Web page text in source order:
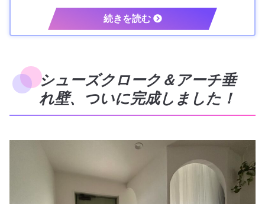
シューズクローク＆アーチ垂
れ壁、ついに完成しました！